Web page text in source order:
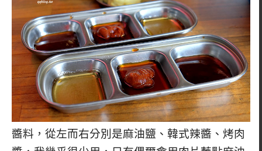
醬料，從左而右分別是麻油鹽、韓式辣醬、烤肉